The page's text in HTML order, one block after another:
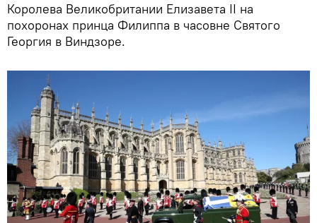
Королева Великобритании Елизавета II на
похоронах принца Филиппа в часовне Святого
Георгия в Виндзоре.